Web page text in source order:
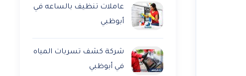
عاملات تنظيف بالساعه في
أبوظبي
شركة كشف تسربات المياه
في أبوظبي